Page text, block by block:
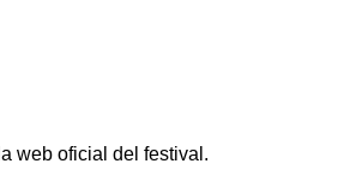
web oficial del festival.